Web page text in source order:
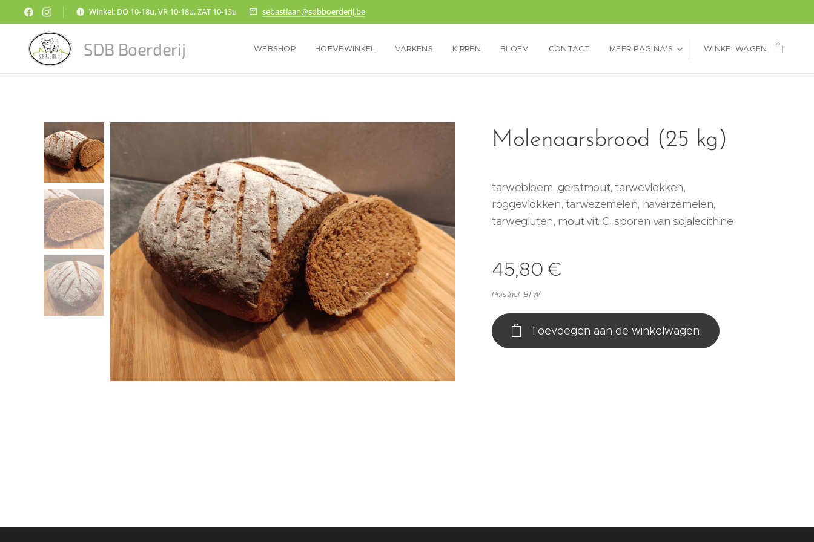
Winkel: DO 10-18u, VR 10-18u, ZAT 10-13u sebastiaan@sdbboerderij.be
SDB Boerderij WEBSHOP HOEVEWINKEL VARKENS KIPPEN BLOEM CONTACT MEER PAGINA'S WINKELWAGEN
Molenaarsbrood (25 kg)
tarwebloem, gerstmout, tarwevlokken,
roggevlokken, tarwezemelen, haverzemelen,
tarwegluten, mout,vit. C, sporen van sojalecithine
45,80 €
Prijs Incl. BTW
Toevoegen aan de winkelwagen